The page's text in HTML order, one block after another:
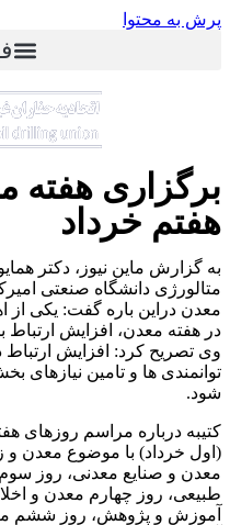
پرش به محتوا
برگزاری هفته
هفتم خرداد
به گزارش ماین نیوز، دکتر
متالورژی دانشگاه صنعتی
معدن دراین باره گفت: یکی
در هفته معدن، افزایش
وی تصریح کرد: افزایش
توانمندی ها و تامین
شود.
کتیبه درباره مراسم
(اول خرداد) با موضوع معدن
معدن و صنایع معدنی، روز
طبیعی، روز چهارم معدن و
آموزش و پژوهش، روز ششم